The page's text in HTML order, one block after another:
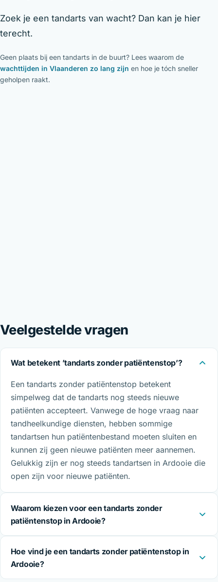
Zoek je een tandarts van wacht? Dan kan je hier
terecht.
Geen plaats bij een tandarts in de buurt? Lees waarom de
wachttijden in Vlaanderen zo lang zijn en hoe je tóch sneller
geholpen raakt.
Veelgestelde vragen
Wat betekent ’tandarts zonder patiëntenstop’?
Een tandarts zonder patiëntenstop betekent
simpelweg dat de tandarts nog steeds nieuwe
patiënten accepteert. Vanwege de hoge vraag naar
tandheelkundige diensten, hebben sommige
tandartsen hun patiëntenbestand moeten sluiten en
kunnen zij geen nieuwe patiënten meer aannemen.
Gelukkig zijn er nog steeds tandartsen in Ardooie die
open zijn voor nieuwe patiënten.
Waarom kiezen voor een tandarts zonder
patiëntenstop in Ardooie?
Hoe vind je een tandarts zonder patiëntenstop in
Ardooie?